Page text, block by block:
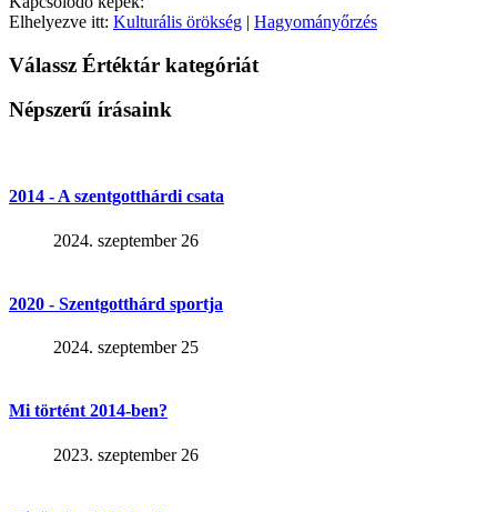
Elhelyezve itt: Kulturális örökség | Hagyományőrzés
Válassz Értéktár kategóriát
Népszerű írásaink
2014 - A szentgotthárdi csata
2024. szeptember 26
2020 - Szentgotthárd sportja
2024. szeptember 25
Mi történt 2014-ben?
2023. szeptember 26